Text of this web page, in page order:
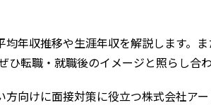
年収推移や生涯年収を解説します。
転職・就職後のイメージと照らし合
向けに面接対策に役立つ株式会社ア